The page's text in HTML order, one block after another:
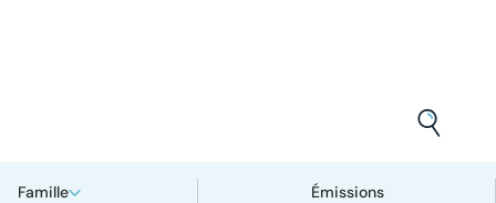
Famille Émissions